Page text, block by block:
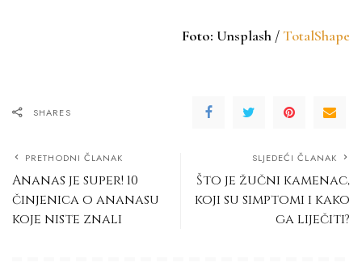
Foto: Unsplash /TotalShape
SHARES
PRETHODNI ČLANAK
Ananas je super! 10
činjenica o ananasu
koje niste znali
SLJEDEĆI ČLANAK
Što je žučni kamenac,
koji su simptomi i kako
ga liječiti?